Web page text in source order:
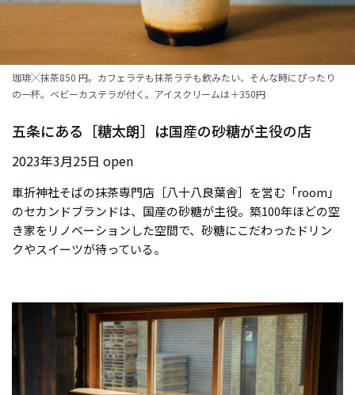
珈琲╳抹茶850 円。カフェラテも抹茶ラテも飲みたい、そんな時にぴったり
の一杯。ベビーカステラが付く。アイスクリームは＋350円
五条にある［糖太朗］は国産の砂糖が主役の店
2023年3月25日 open
車折神社そばの抹茶専門店［八十八良葉舎］を営む「room」
のセカンドブランドは、国産の砂糖が主役。築100年ほどの空
き家をリノベーションした空間で、砂糖にこだわったドリン
クやスイーツが待っている。